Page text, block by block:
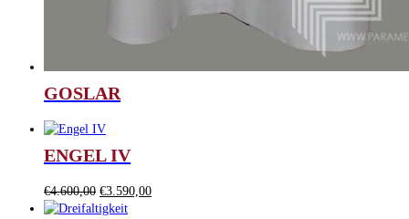
GOSLAR
ENGEL IV
€4.600,00 Ursprünglicher
Preis
€3.590,00Aktueller